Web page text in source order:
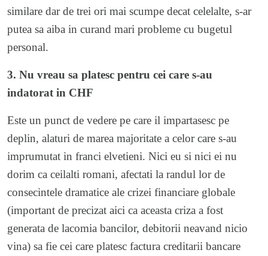
similare dar de trei ori mai scumpe decat celelalte, s-ar
putea sa aiba in curand mari probleme cu bugetul
personal.
3. Nu vreau sa platesc pentru cei care s-au
indatorat in CHF
Este un punct de vedere pe care il impartasesc pe
deplin, alaturi de marea majoritate a celor care s-au
imprumutat in franci elvetieni. Nici eu si nici ei nu
dorim ca ceilalti romani, afectati la randul lor de
consecintele dramatice ale crizei financiare globale
(important de precizat aici ca aceasta criza a fost
generata de lacomia bancilor, debitorii neavand nicio
vina) sa fie cei care platesc factura creditarii bancare